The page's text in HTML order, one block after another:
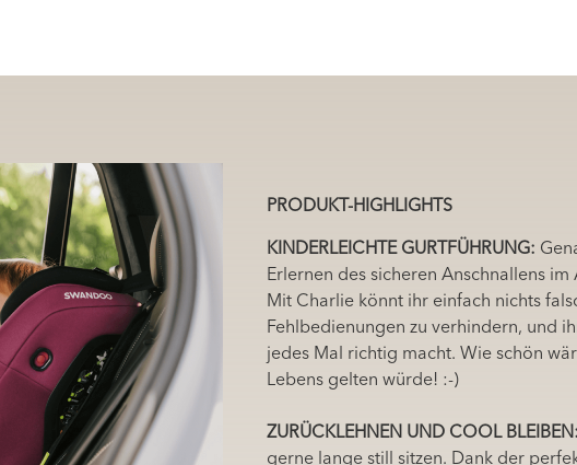
PRODUKT-HIGHLIGHTS
KINDERLEICHTE GURTFÜHRUNG:
Erlernen des sicheren Anschnallens
Mit Charlie könnt ihr einfach nichts
Fehlbedienungen zu verhindern, und
jedes Mal richtig macht. Wie schön
Lebens gelten würde! :-)
ZURÜCKLEHNEN UND COOL BLEIBEN:
gerne lange still sitzen. Dank der